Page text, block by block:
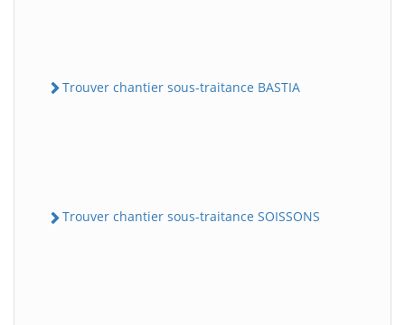
Trouver chantier sous-traitance BASTIA
Trouver chantier sous-traitance SOISSONS